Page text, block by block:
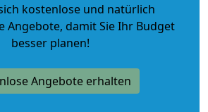
kostenlose und natürlich
Angebote, damit Sie Ihr Budget
besser planen!
Angebote erhalten